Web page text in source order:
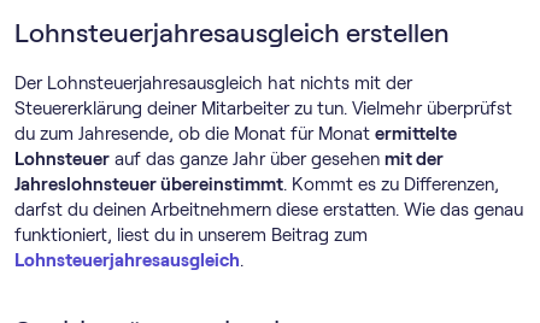
Lohnsteuerjahresausgleich erstellen
Der Lohnsteuerjahresausgleich hat nichts mit der
Steuererklärung deiner Mitarbeiter zu tun. Vielmehr überprüfst
du zum Jahresende, ob die Monat für Monat ermittelte
Lohnsteuer auf das ganze Jahr über gesehen mit der
Jahreslohnsteuer übereinstimmt. Kommt es zu Differenzen,
darfst du deinen Arbeitnehmern diese erstatten. Wie das genau
funktioniert, liest du in unserem Beitrag zum
Lohnsteuerjahresausgleich.